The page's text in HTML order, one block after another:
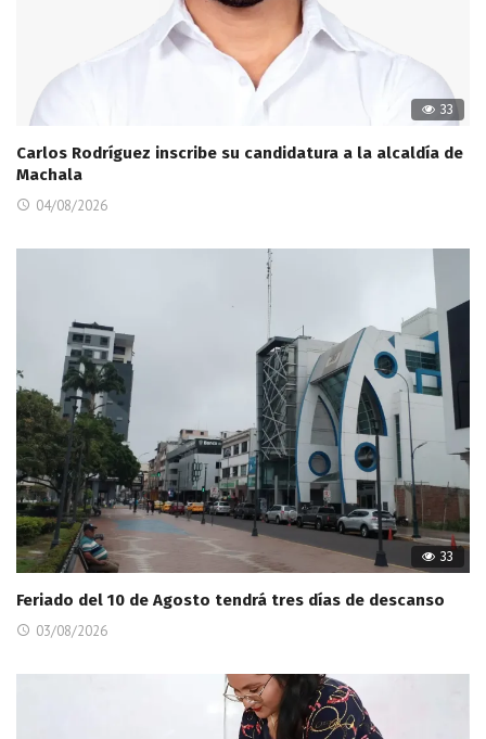
33
Carlos Rodríguez inscribe su candidatura a la alcaldía de
Machala
04/08/2026
33
Feriado del 10 de Agosto tendrá tres días de descanso
03/08/2026